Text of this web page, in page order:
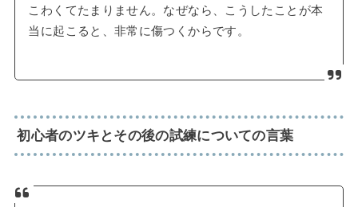
こわくてたまりません。なぜなら、こうしたことが本
当に起こると、非常に傷つくからです。
初心者のツキとその後の試練についての言葉